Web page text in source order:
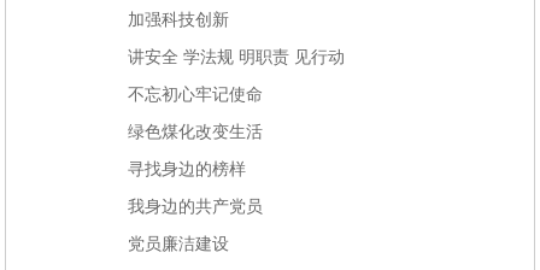
加强科技创新
讲安全 学法规 明职责 见行动
不忘初心牢记使命
绿色煤化改变生活
寻找身边的榜样
我身边的共产党员
党员廉洁建设